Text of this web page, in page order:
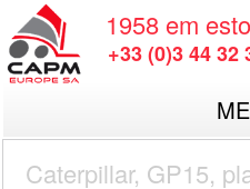
1958 em
+33 (0)3 44 32